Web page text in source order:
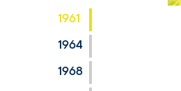
1961
1964
1968